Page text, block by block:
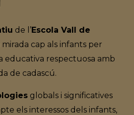
de l’Escola Vall de
mirada cap als infants per
educativa respectuosa amb
de cadascú.
globals i significatives
els interessos dels infants,